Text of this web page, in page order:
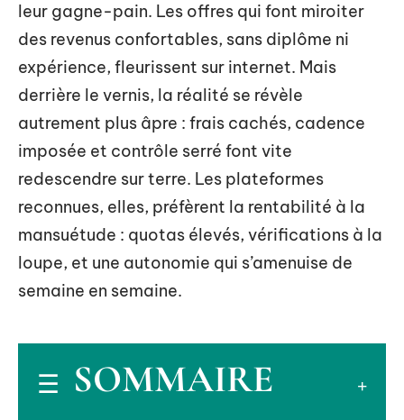
leur gagne-pain. Les offres qui font miroiter
des revenus confortables, sans diplôme ni
expérience, fleurissent sur internet. Mais
derrière le vernis, la réalité se révèle
autrement plus âpre : frais cachés, cadence
imposée et contrôle serré font vite
redescendre sur terre. Les plateformes
reconnues, elles, préfèrent la rentabilité à la
mansuétude : quotas élevés, vérifications à la
loupe, et une autonomie qui s’amenuise de
semaine en semaine.
SOMMAIRE